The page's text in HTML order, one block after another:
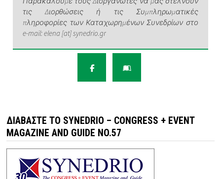
τις Διορθώσεις ή τις Συμπληρωματικές
πληροφορίες των Καταχωρημένων Συνεδρίων στο
e-mail: elena [at] synedrio.gr
ΔΙΑΒΆΣΤΕ ΤΟ SYNEDRIO – CONGRESS + EVENT
MAGAZINE AND GUIDE NO.57